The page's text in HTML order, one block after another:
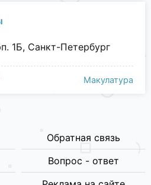
1Б, Санкт-Петербург
Макулатура
Обратная связь
Вопрос - ответ